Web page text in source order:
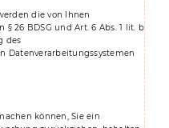
die von Ihnen
26 BDSG und Art. 6 Abs. 1 lit. b
des
Datenverarbeitungssystemen
können, Sie ein